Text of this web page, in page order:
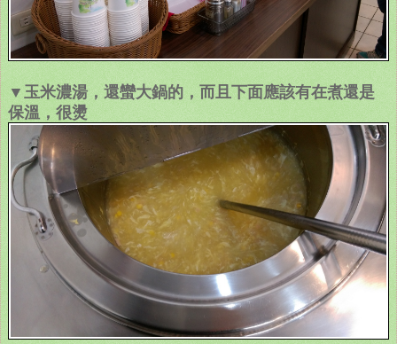
▼玉米濃湯，還蠻大鍋的，而且下面應該有在煮還是
保溫，很燙